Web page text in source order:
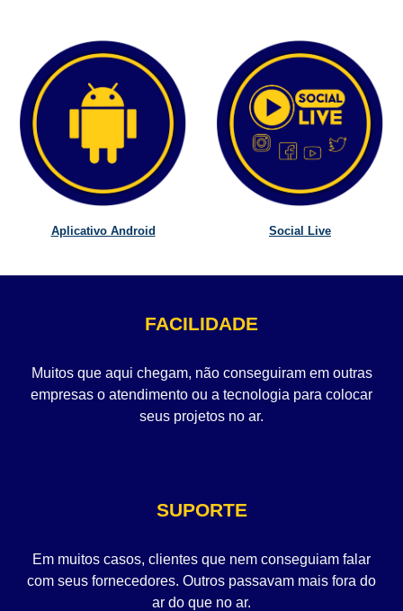
Aplicativo Android Social Live
FACILIDADE
Muitos que aqui chegam, não conseguiram em outras
empresas o atendimento ou a tecnologia para colocar
seus projetos no ar.
SUPORTE
Em muitos casos, clientes que nem conseguiam falar
com seus fornecedores. Outros passavam mais fora do
ar do que no ar.